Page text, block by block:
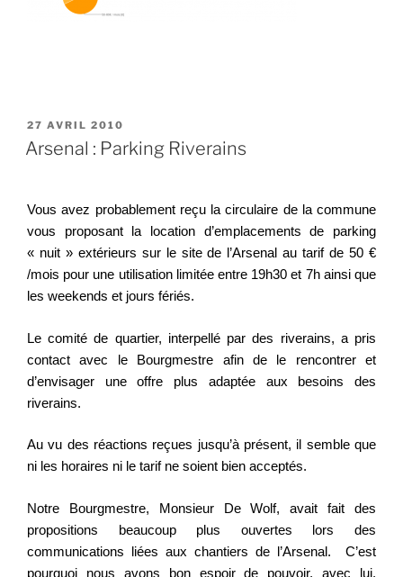
PUBLIÉ
LE
27 AVRIL 2010
Arsenal : Parking Riverains
Vous avez probablement reçu la circulaire de la commune
vous proposant la location d’emplacements de parking
« nuit » extérieurs sur le site de l’Arsenal au tarif de 50 €
/mois pour une utilisation limitée entre 19h30 et 7h ainsi que
les weekends et jours fériés.
Le comité de quartier, interpellé par des riverains, a pris
contact avec le Bourgmestre afin de le rencontrer et
d’envisager une offre plus adaptée aux besoins des
riverains.
Au vu des réactions reçues jusqu’à présent, il semble que
ni les horaires ni le tarif ne soient bien acceptés.
Notre Bourgmestre, Monsieur De Wolf, avait fait des
propositions beaucoup plus ouvertes lors des
communications liées aux chantiers de l’Arsenal. C’est
pourquoi nous avons bon espoir de pouvoir, avec lui,